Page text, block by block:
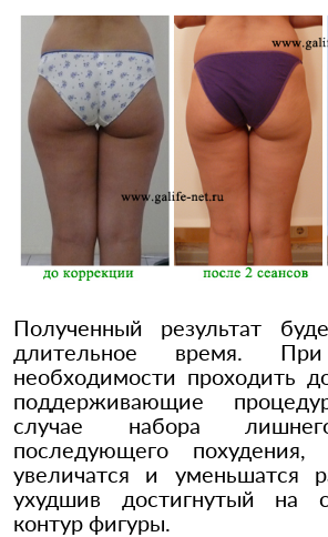
Полученный результат
длительное время.
необходимости проходить
поддерживающие
случае набора
последующего
увеличатся и уменьшатся
ухудшив достигнутый на
контур фигуры.